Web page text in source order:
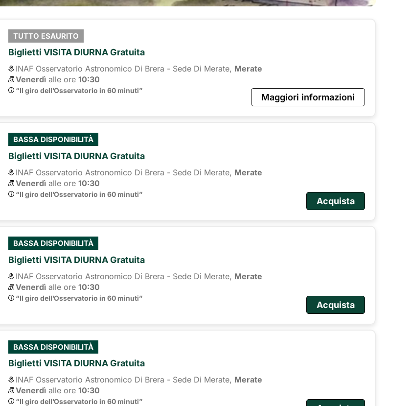
TUTTO ESAURITO
Biglietti VISITA DIURNA Gratuita
INAF Osservatorio Astronomico Di Brera - Sede Di Merate, Merate
Venerdì alle ore 10:30
“Il giro dell’Osservatorio in 60 minuti”
Maggiori informazioni
BASSA DISPONIBILITÀ
Biglietti VISITA DIURNA Gratuita
INAF Osservatorio Astronomico Di Brera - Sede Di Merate, Merate
Venerdì alle ore 10:30
“Il giro dell’Osservatorio in 60 minuti”
Acquista
BASSA DISPONIBILITÀ
Biglietti VISITA DIURNA Gratuita
INAF Osservatorio Astronomico Di Brera - Sede Di Merate, Merate
Venerdì alle ore 10:30
“Il giro dell’Osservatorio in 60 minuti”
Acquista
BASSA DISPONIBILITÀ
Biglietti VISITA DIURNA Gratuita
INAF Osservatorio Astronomico Di Brera - Sede Di Merate, Merate
Venerdì alle ore 10:30
“Il giro dell’Osservatorio in 60 minuti”